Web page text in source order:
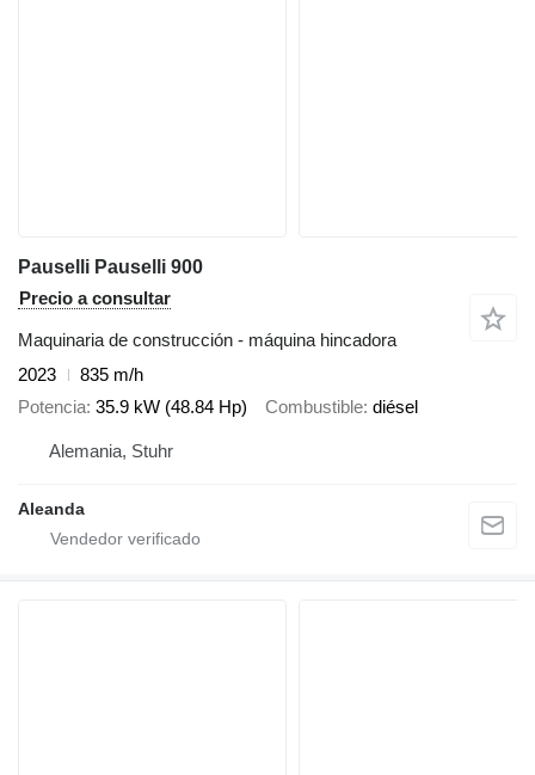
Pauselli Pauselli 900
Precio a consultar
Maquinaria de construcción - máquina hincadora
2023
835 m/h
Potencia 35.9 kW (48.84 Hp) Combustible diésel
Alemania, Stuhr
Aleanda